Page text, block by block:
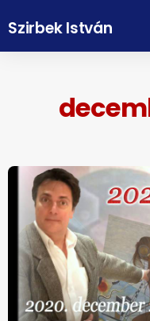
Szirbek István